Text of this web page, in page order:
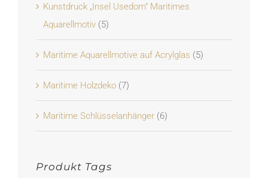
Kunstdruck „Insel Usedom“ Maritimes
Aquarellmotiv (5)
Maritime Aquarellmotive auf Acrylglas (5)
Maritime Holzdeko (7)
Maritime Schlüsselanhänger (6)
Produkt Tags